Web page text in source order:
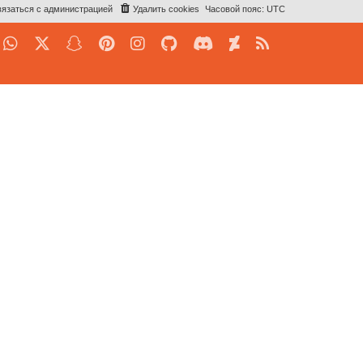
Часовой пояс: UTC
Удалить cookies
с администрацией